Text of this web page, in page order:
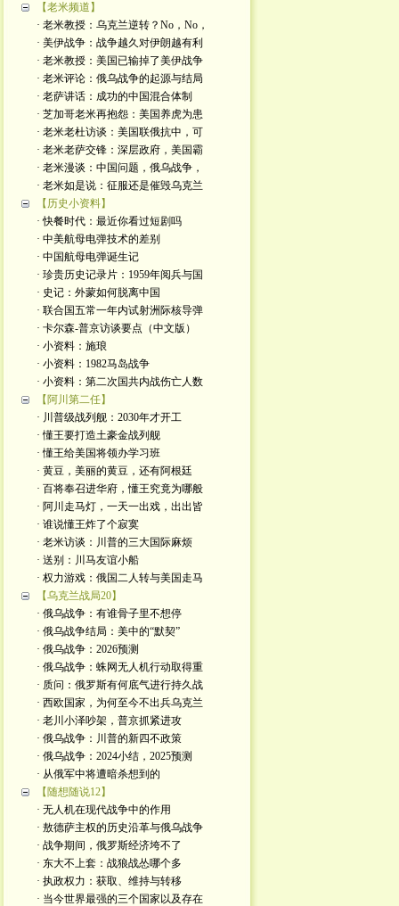
【老米频道】
· 老米教授：乌克兰逆转？No，No，
· 美伊战争：战争越久对伊朗越有利
· 老米教授：美国已输掉了美伊战争
· 老米评论：俄乌战争的起源与结局
· 老萨讲话：成功的中国混合体制
· 芝加哥老米再抱怨：美国养虎为患
· 老米老杜访谈：美国联俄抗中，可
· 老米老萨交锋：深层政府，美国霸
· 老米漫谈：中国问题，俄乌战争，
· 老米如是说：征服还是催毁乌克兰
【历史小资料】
· 快餐时代：最近你看过短剧吗
· 中美航母电弹技术的差别
· 中国航母电弹诞生记
· 珍贵历史记录片：1959年阅兵与国
· 史记：外蒙如何脱离中国
· 联合国五常一年内试射洲际核导弹
· 卡尔森-普京访谈要点（中文版）
· 小资料：施琅
· 小资料：1982马岛战争
· 小资料：第二次国共内战伤亡人数
【阿川第二任】
· 川普级战列舰：2030年才开工
· 懂王要打造土豪金战列舰
· 懂王给美国将领办学习班
· 黄豆，美丽的黄豆，还有阿根廷
· 百将奉召进华府，懂王究竟为哪般
· 阿川走马灯，一天一出戏，出出皆
· 谁说懂王炸了个寂寞
· 老米访谈：川普的三大国际麻烦
· 送别：川马友谊小船
· 权力游戏：俄国二人转与美国走马
【乌克兰战局20】
· 俄乌战争：有谁骨子里不想停
· 俄乌战争结局：美中的“默契”
· 俄乌战争：2026预测
· 俄乌战争：蛛网无人机行动取得重
· 质问：俄罗斯有何底气进行持久战
· 西欧国家，为何至今不出兵乌克兰
· 老川小泽吵架，普京抓紧进攻
· 俄乌战争：川普的新四不政策
· 俄乌战争：2024小结，2025预测
· 从俄军中将遭暗杀想到的
【随想随说12】
· 无人机在现代战争中的作用
· 敖德萨主权的历史沿革与俄乌战争
· 战争期间，俄罗斯经济垮不了
· 东大不上套：战狼战怂哪个多
· 执政权力：获取、维持与转移
· 当今世界最强的三个国家以及存在